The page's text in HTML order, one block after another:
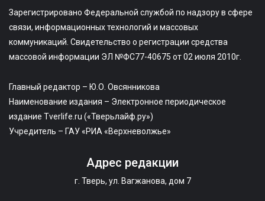
Зарегистрировано Федеральной службой по надзору в сфере
связи, информационных технологий и массовых
коммуникаций. Свидетельство о регистрации средства
массовой информации ЭЛ №ФС77-40675 от 02 июля 2010г.
Главный редактор – Ю.О. Овсянникова
Наименование издания – Электронное периодическое
издание Tverlife.ru («Тверьлайф.ру»)
Учредитель – ГАУ «РИА «Верхневолжье»
Адрес редакции
г. Тверь, ул. Вагжанова, дом 7